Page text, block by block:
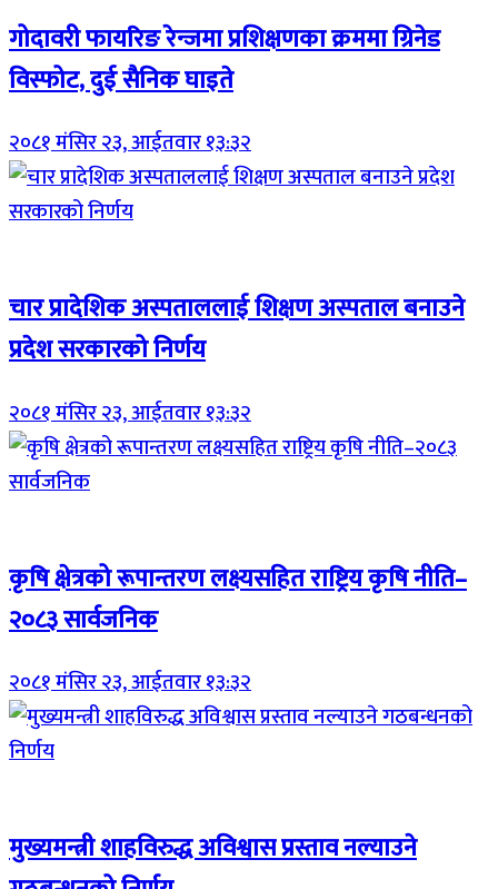
गोदावरी फायरिङ रेन्जमा प्रशिक्षणका क्रममा ग्रिनेड
विस्फोट, दुई सैनिक घाइते
२०८१ मंसिर २३, आईतवार १३:३२
चार प्रादेशिक अस्पताललाई शिक्षण अस्पताल बनाउने
प्रदेश सरकारको निर्णय
२०८१ मंसिर २३, आईतवार १३:३२
कृषि क्षेत्रको रूपान्तरण लक्ष्यसहित राष्ट्रिय कृषि नीति–
२०८३ सार्वजनिक
२०८१ मंसिर २३, आईतवार १३:३२
मुख्यमन्त्री शाहविरुद्ध अविश्वास प्रस्ताव नल्याउने